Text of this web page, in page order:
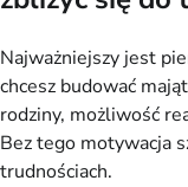
Najważniejszy jest
chcesz budować
rodziny, możliwość
Bez tego motywacja
trudnościach.